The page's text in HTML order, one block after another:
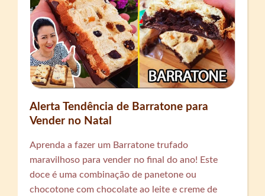
Alerta Tendência de Barratone para
Vender no Natal
Aprenda a fazer um Barratone trufado
maravilhoso para vender no final do ano! Este
doce é uma combinação de panetone ou
chocotone com chocolate ao leite e creme de